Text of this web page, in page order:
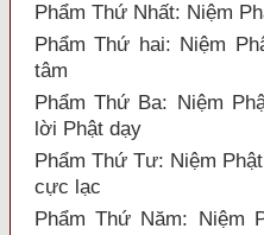
Phẩm Thứ Nhất: Niệm
Phẩm Thứ hai: Niệm
tâm
Phẩm Thứ Ba: Niệm
lời Phật dạy
Phẩm Thứ Tư: Niệm
cực lạc
Phẩm Thứ Năm: Niệm